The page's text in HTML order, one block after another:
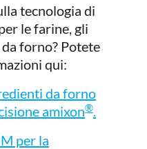
tecnologia di
le farine, gli
forno? Potete
qui:
da forno
amixon®.
per la